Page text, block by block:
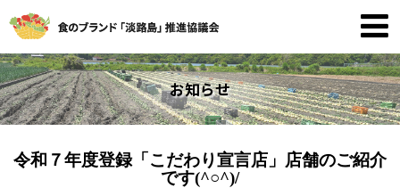
お知らせ
令和７年度登録「こだわり宣言店」店舗のご紹介
です(^○^)/